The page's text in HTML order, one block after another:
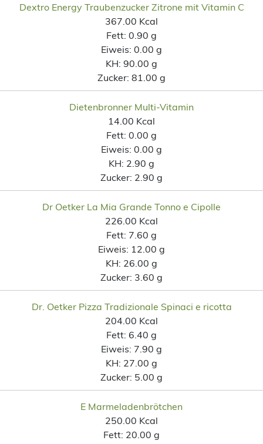
Dextro Energy Traubenzucker Zitrone mit Vitamin C
367.00 Kcal
Fett: 0.90 g
Eiweis: 0.00 g
KH: 90.00 g
Zucker: 81.00 g
Dietenbronner Multi-Vitamin
14.00 Kcal
Fett: 0.00 g
Eiweis: 0.00 g
KH: 2.90 g
Zucker: 2.90 g
Dr Oetker La Mia Grande Tonno e Cipolle
226.00 Kcal
Fett: 7.60 g
Eiweis: 12.00 g
KH: 26.00 g
Zucker: 3.60 g
Dr. Oetker Pizza Tradizionale Spinaci e ricotta
204.00 Kcal
Fett: 6.40 g
Eiweis: 7.90 g
KH: 27.00 g
Zucker: 5.00 g
E Marmeladenbrötchen
250.00 Kcal
Fett: 20.00 g